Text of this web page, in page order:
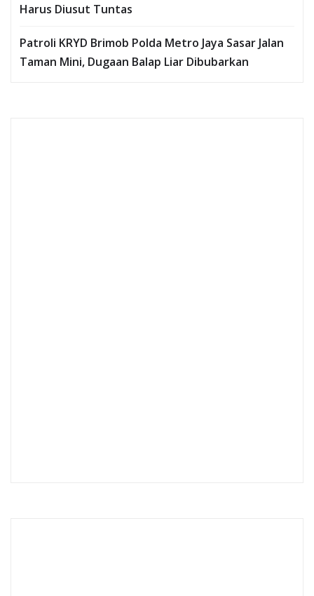
Harus Diusut Tuntas
Patroli KRYD Brimob Polda Metro Jaya Sasar Jalan
Taman Mini, Dugaan Balap Liar Dibubarkan